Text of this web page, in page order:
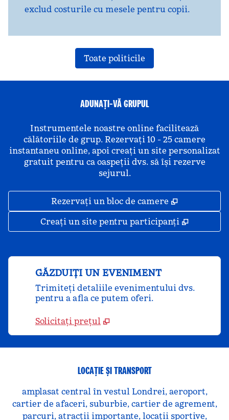
exclud costurile cu mesele pentru copii.
Toate politicile
ADUNAȚI-VĂ GRUPUL
Instrumentele noastre online facilitează
călătoriile de grup. Rezervați 10 - 25 camere
instantaneu online, apoi creați un site personalizat
gratuit pentru ca oaspeții dvs. să își rezerve
sejurul.
Rezervați un bloc de camere ,
Creați un site pentru participanți ,
GĂZDUIȚI UN EVENIMENT
Trimiteți detaliile evenimentului dvs.
pentru a afla ce putem oferi.
Solicitați prețul
LOCAȚIE ȘI TRANSPORT
amplasat central în vestul Londrei, aeroport,
cartier de afaceri, suburbie, cartier de agrement,
parcuri, atracții importante, locații sportive,